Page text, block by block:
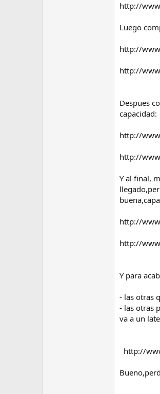
http://
Luego
http://
http://
Despues
capacidad:
http://
http://
Y al final,
http://
http://
Y para
- las otras
- las otras
va a un
http://